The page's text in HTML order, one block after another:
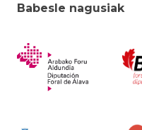
Babesle nagusiak